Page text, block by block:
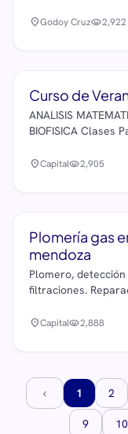
location_onGodoy Cruzvisibility2,922
Curso de
ANALISIS
BIOFISICA Clases Particulares Universitarias Individuales
Buenos Aires Solicitar informacion a 15 2252 8710
location_onCapitalvisibility2,905
Plomería gas
mendoza
Plomero,
filtraciones.
a.gas..destape de calefones
calefactores
location_onCapitalvisibility2,888
chevron_left 1 2
9 10